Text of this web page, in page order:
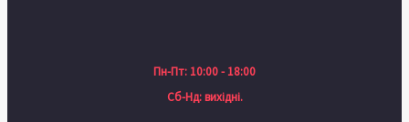
Пн-Пт: 10:00 - 18:00
Сб-Нд: вихідні.